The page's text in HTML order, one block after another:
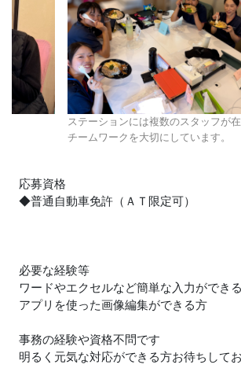
ステーションには複数のスタッフが
チームワークを大切にしています。
応募資格
◆普通自動車免許（ＡＴ限定可）
必要な経験等
ワードやエクセルなど簡単な入力ができ
アプリを使った画像編集ができる方
事務の経験や資格不問です
明るく元気な対応ができる方お待ちして